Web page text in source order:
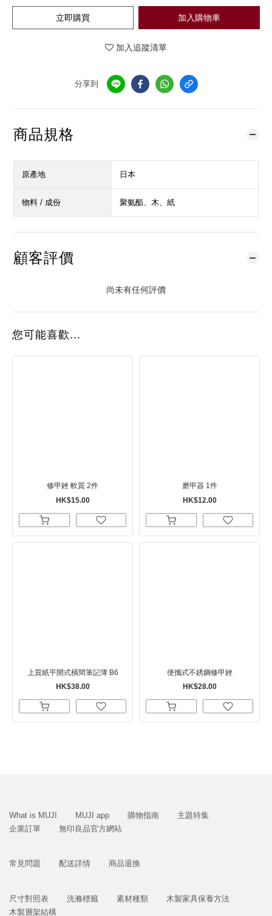
加入購物車
立即購買
加入追蹤清單
分享到
商品規格
原產地 日本
物料 / 成份 聚氨酯、木、紙
顧客評價
尚未有任何評價
您可能喜歡...
修甲銼 軟質 2件
HK$15.00
磨甲器 1件
HK$12.00
上質紙平開式橫間筆記簿 B6
HK$38.00
便攜式不銹鋼修甲銼
HK$28.00
What is MUJI MUJI app 購物指南
主題特集
企業訂單
無印良品官方網站
常見問題 配送詳情 商品退換
尺寸對照表 洗滌標籤 素材種類
木製家具保養方法
木製層架結構